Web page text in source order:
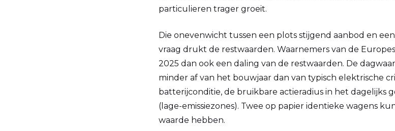
particulieren trager groeit.
Die onevenwicht tussen een plots stijgend aanbod en
vraag drukt de restwaarden. Waarnemers van de
2025 dan ook een daling van de restwaarden. De
minder af van het bouwjaar dan van typisch elektrische
batterijconditie, de bruikbare actieradius in het dagelijks
(lage-emissiezones). Twee op papier identieke wagens
waarde hebben.